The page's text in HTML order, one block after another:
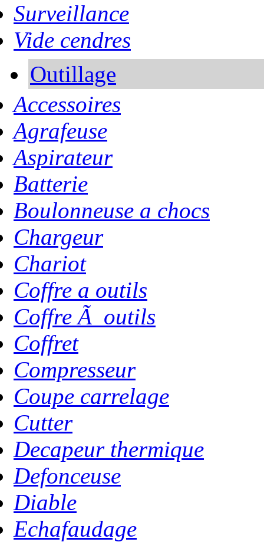
Surveillance
Vide cendres
Outillage
Accessoires
Agrafeuse
Aspirateur
Batterie
Boulonneuse a chocs
Chargeur
Chariot
Coffre a outils
Coffre Ã outils
Coffret
Compresseur
Coupe carrelage
Cutter
Decapeur thermique
Defonceuse
Diable
Echafaudage